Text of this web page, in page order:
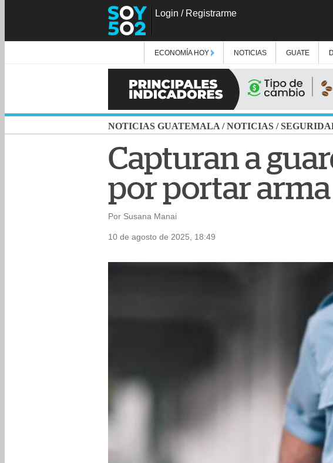
Login / Registrarme
ECONOMÍA HOY NOTICIAS GUATE
NOTICIAS GUATEMALA /NOTICIAS /
Capturan a
por portar
Por Susana Manai
10 de agosto de 2025, 18:49